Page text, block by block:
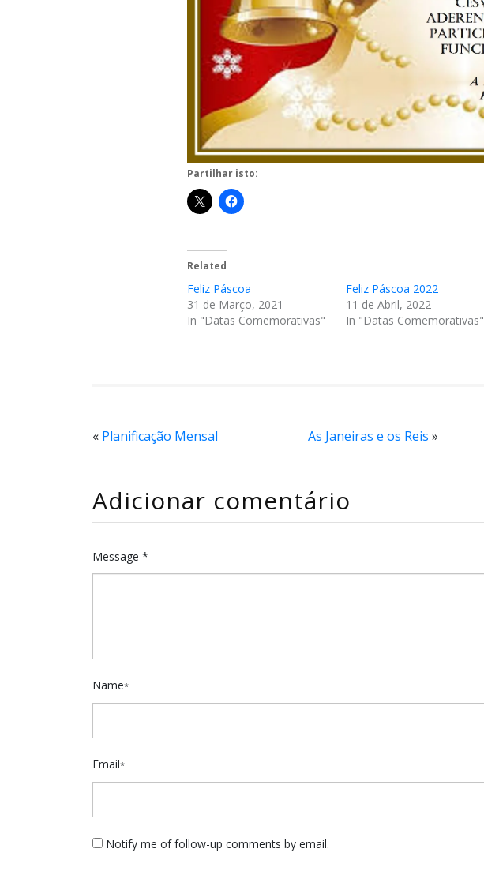
Partilhar isto:
Related
Feliz Páscoa
31 de Março, 2021
In "Datas Comemorativas"
Feliz Páscoa 2022
11 de Abril, 2022
In "Datas Comemorativas"
« Planificação Mensal As Janeiras e os Reis »
Adicionar comentário
Message *
Name*
Email*
Notify me of follow-up comments by email.